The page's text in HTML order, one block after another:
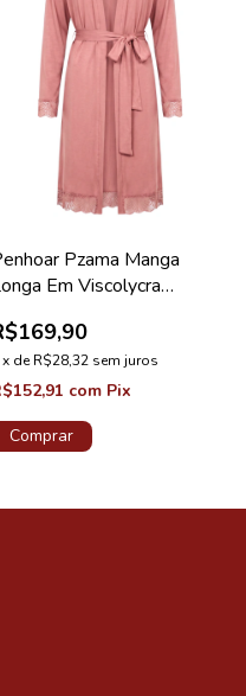
Pzama Manga
Em Viscolycra
x deR$28,32 sem juros
com Pix
Comprar